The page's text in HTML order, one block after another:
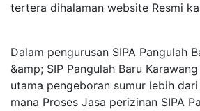
tertera dihalaman website Resmi
Dalam pengurusan SIPA Pangulah
&amp; SIP Pangulah Baru
utama pengeboran sumur lebih
mana Proses Jasa perizinan SIPA